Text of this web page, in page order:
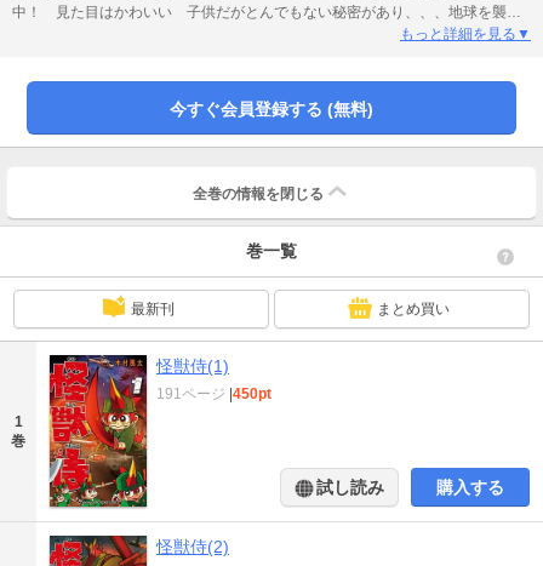
中！ 見た目はかわいい 子供だがとんでもない秘密があり、、、地球を襲撃
もっと詳細を見る▼
今すぐ会員登録する (無料)
全巻の情報を 閉じる
巻一覧
最新刊 まとめ買い
1
巻
怪獣侍(1)
191ページ |450pt
試し読み 購入する
怪獣侍(2)